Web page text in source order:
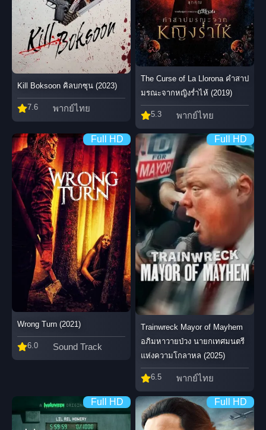
Kill Boksoon คิลบกซุน (2023)
7.6 พากย์ไทย
The Curse of La Llorona คำสาป
มรณะจากหญิงร่ำไห้ (2019)
5.3 พากย์ไทย
Full HD
Wrong Turn (2021)
6.0 Sound Track
Full HD
Trainwreck Mayor of Mayhem
อภิมหาวายป่วง นายกเทศมนตรี
แห่งความโกลาหล (2025)
6.5 พากย์ไทย
Full HD Full HD